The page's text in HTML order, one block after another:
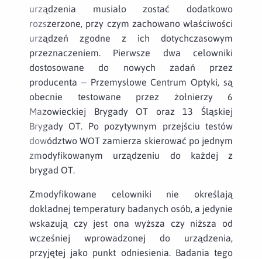
urządzenia musiało zostać dodatkowo
rozszerzone, przy czym zachowano właściwości
urządzeń zgodne z ich dotychczasowym
przeznaczeniem. Pierwsze dwa celowniki
dostosowane do nowych zadań przez
producenta – Przemysłowe Centrum Optyki, są
obecnie testowane przez żołnierzy 6
Mazowieckiej Brygady OT oraz 13 Śląskiej
Brygady OT. Po pozytywnym przejściu testów
dowództwo WOT zamierza skierować po jednym
zmodyfikowanym urządzeniu do każdej z
brygad OT.
Zmodyfikowane celowniki nie określają
dokładnej temperatury badanych osób, a jedynie
wskazują czy jest ona wyższa czy niższa od
wcześniej wprowadzonej do urządzenia,
przyjętej jako punkt odniesienia. Badania tego